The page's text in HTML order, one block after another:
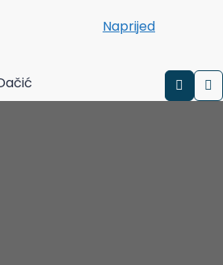
Naprijed